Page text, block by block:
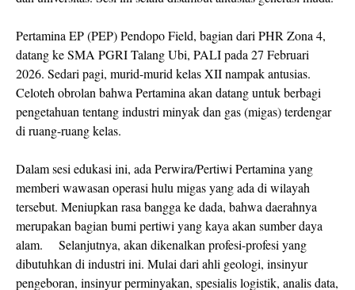
Pertamina EP (PEP) Pendopo Field, bagian dari PHR Zona 4,
datang ke SMA PGRI Talang Ubi, PALI pada 27 Februari
2026. Sedari pagi, murid-murid kelas XII nampak antusias.
Celoteh obrolan bahwa Pertamina akan datang untuk berbagi
pengetahuan tentang industri minyak dan gas (migas) terdengar
di ruang-ruang kelas.
Dalam sesi edukasi ini, ada Perwira/Pertiwi Pertamina yang
memberi wawasan operasi hulu migas yang ada di wilayah
tersebut. Meniupkan rasa bangga ke dada, bahwa daerahnya
merupakan bagian bumi pertiwi yang kaya akan sumber daya
alam. Selanjutnya, akan dikenalkan profesi-profesi yang
dibutuhkan di industri ini. Mulai dari ahli geologi, insinyur
pengeboran, insinyur perminyakan, spesialis logistik, analis data,